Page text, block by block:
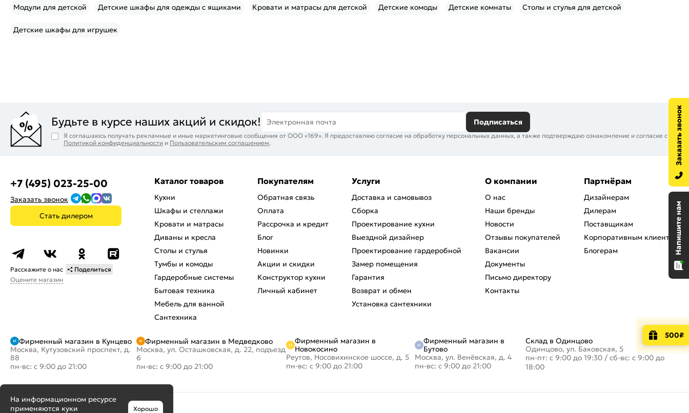
Модули для детской Детские шкафы для одежды с ящиками Кровати и матрасы для детской Детские комоды Детские комнаты Столы и стулья для детской
Детские шкафы для игрушек
Будьте в курсе наших акций и скидок! Электронная почта Подписаться
Я соглашаюсь получать рекламные и иные маркетинговые сообщения от ООО «169». Я предоставляю согласие на обработку персональных данных, а также подтверждаю ознакомление и согласие с
Политикой конфиденциальности и Пользовательским соглашением.
+7 (495) 023-25-00
Заказать звонок
Стать дилером
Расскажите о нас
Поделиться
Оцените магазин
Каталог товаров
Кухни
Шкафы и стеллажи
Кровати и матрасы
Диваны и кресла
Столы и стулья
Тумбы и комоды
Гардеробные системы
Бытовая техника
Мебель для ванной
Сантехника
Покупателям
Обратная связь
Оплата
Рассрочка и кредит
Блог
Новинки
Акции и скидки
Конструктор кухни
Личный кабинет
Услуги
Доставка и самовывоз
Сборка
Проектирование кухни
Выездной дизайнер
Проектирование гардеробной
Замер помещения
Гарантия
Возврат и обмен
Установка сантехники
О компании
О нас
Наши бренды
Новости
Отзывы покупателей
Вакансии
Документы
Письмо директору
Контакты
Партнёрам
Дизайнерам
Дилерам
Поставщикам
Корпоративным клиентам
Блогерам
Фирменный магазин в Кунцево
Москва, Кутузовский проспект, д.
88
пн-вс: с 9:00 до 21:00
Фирменный магазин в Медведково
Москва, ул. Осташковская, д. 22, подъезд
6
пн-вс: с 9:00 до 21:00
Фирменный магазин в
Новокосино
Реутов, Носовихинское шоссе, д. 5
пн-вс: с 9:00 до 21:00
Фирменный магазин в
Бутово
Москва, ул. Венёвская, д. 4
пн-вс: с 9:00 до 21:00
Склад в Одинцово
Одинцово, ул. Баковская, 5
пн-пт: с 9:00 до 19:30 /сб-вс: с 9:00 до
18:00
На информационном ресурсе
применяются куки Хорошо
500₽